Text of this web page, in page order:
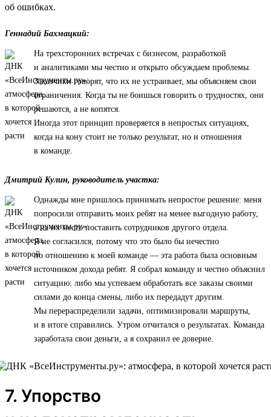
об ошибках.
Геннадий Бахмацкий:
На трехсторонних встречах с бизнесом, разработкой
и аналитиками мы честно и открыто обсуждаем проблемы.
Заказчики говорят, что их не устраивает, мы объясняем свои
ограничения. Когда ты не боишься говорить о трудностях, они
решаются, а не копятся.
Иногда этот принцип проверяется в непростых ситуациях,
когда на кону стоит не только результат, но и отношения
в команде.
Дмитрий Кулин, руководитель участка:
Однажды мне пришлось принимать непростое решение: меня
попросили отправить моих ребят на менее выгодную работу,
а на их место поставить сотрудников другого отдела.
Я не согласился, потому что это было бы нечестно
по отношению к моей команде — эта работа была основным
источником дохода ребят. Я собрал команду и честно объяснил
ситуацию: либо мы успеваем обработать все заказы своими
силами до конца смены, либо их передадут другим.
Мы перераспределили задачи, оптимизировали маршруты,
и в итоге справились. Утром отчитался о результатах. Команда
заработала свои деньги, а я сохранил ее доверие.
7. Упорство